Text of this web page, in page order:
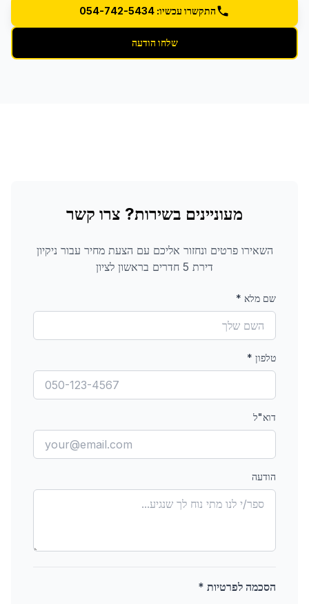
התקשרו עכשיו: 054-742-5434
שלחו הודעה
מעוניינים בשירות? צרו קשר
השאירו פרטים ונחזור אליכם עם הצעת מחיר עבור ניקיון
דירת 5 חדרים
בראשון לציון
שם מלא *
טלפון *
דוא"ל
הודעה
הסכמה לפרטיות *